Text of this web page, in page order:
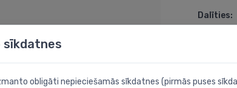
Dalīties:
sīkdatnes
obligāti nepieciešamās sīkdatnes (pirmās puses